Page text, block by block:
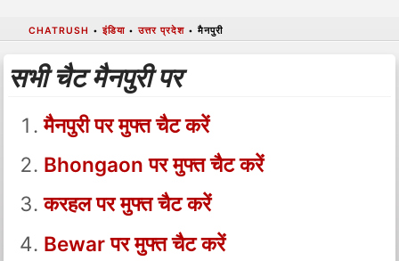
CHATRUSH •इंडिया•उत्तर प्रदेश•मैनपुरी
सभी चैट मैनपुरी पर
मैनपुरी पर मुफ्त चैट करें
Bhongaon पर मुफ्त चैट करें
करहल पर मुफ्त चैट करें
Bewar पर मुफ्त चैट करें